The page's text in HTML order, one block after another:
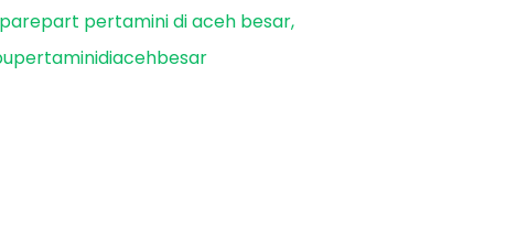
pertamini di aceh besar